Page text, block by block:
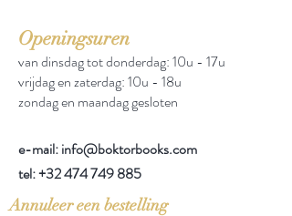
Openingsuren
van dinsdag tot donderdag: 10u - 17u
vrijdag en zaterdag: 10u - 18u
zondag en maandag gesloten
e-mail: info@boktorbooks.com
tel:+32 474 749 885
Annuleer een bestelling